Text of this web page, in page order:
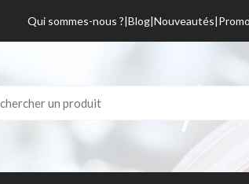
Qui sommes-nous ? Blog Nouveautés